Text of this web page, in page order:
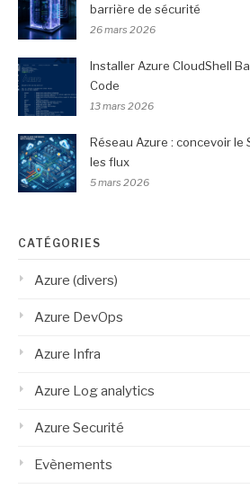
barrière de sécurité
26 mars 2026
Installer Azure CloudShell
Code
13 mars 2026
Réseau Azure : concevoir le
les flux
5 mars 2026
CATÉGORIES
Azure (divers)
Azure DevOps
Azure Infra
Azure Log analytics
Azure Securité
Evènements